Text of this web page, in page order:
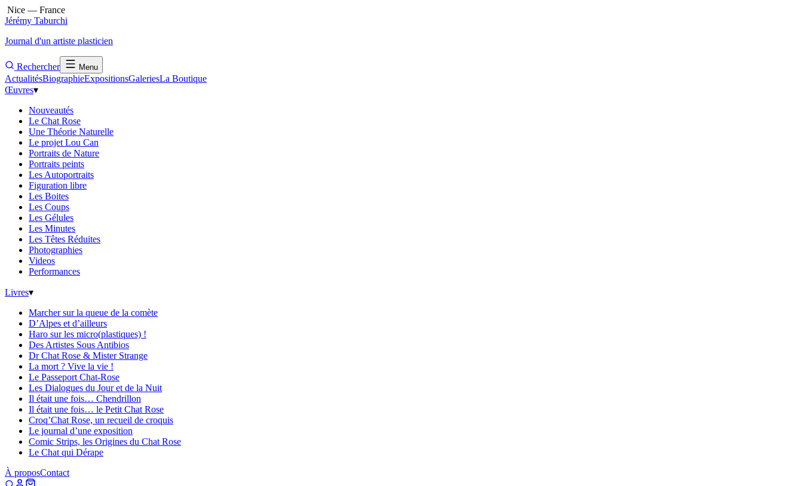
Nice — France
Jérémy Taburchi
Journal d'un artiste plasticien
Rechercher Menu
ActualitésBiographieExpositionsGaleriesLa Boutique
Œuvres▾
Nouveautés
Le Chat Rose
Une Théorie Naturelle
Le projet Lou Can
Portraits de Nature
Portraits peints
Les Autoportraits
Figuration libre
Les Boites
Les Coups
Les Gélules
Les Minutes
Les Têtes Réduites
Photographies
Videos
Performances
Livres▾
Marcher sur la queue de la comète
D’Alpes et d’ailleurs
Haro sur les micro(plastiques) !
Des Artistes Sous Antibios
Dr Chat Rose & Mister Strange
La mort ? Vive la vie !
Le Passeport Chat-Rose
Les Dialogues du Jour et de la Nuit
Il était une fois… Chendrillon
Il était une fois… le Petit Chat Rose
Croq’Chat Rose, un recueil de croquis
Le journal d’une exposition
Comic Strips, les Origines du Chat Rose
Le Chat qui Dérape
À proposContact